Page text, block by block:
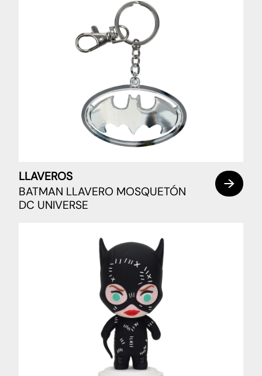
LLAVEROS
BATMAN LLAVERO MOSQUETÓN
DC UNIVERSE